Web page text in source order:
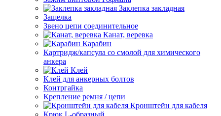
Заклепка закладная
Защелка
Звено цепи соединительное
Канат, веревка
Карабин
Картридж/капсула со смолой для химического
анкера
Клей
Клей для анкерных болтов
Контргайка
Крепление ремня / цепи
Кронштейн для кабеля
Крюк L-образный